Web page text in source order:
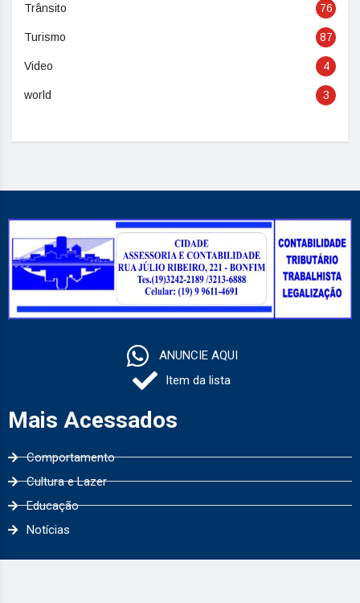
Trânsito 76
Turismo 87
Video 4
world 3
ANUNCIE AQUI
Item da lista
Mais Acessados
Comportamento
Cultura e Lazer
Educação
Notícias